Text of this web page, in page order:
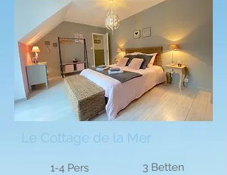
Le Cottage de la Mer
1-4 Pers 3 Betten